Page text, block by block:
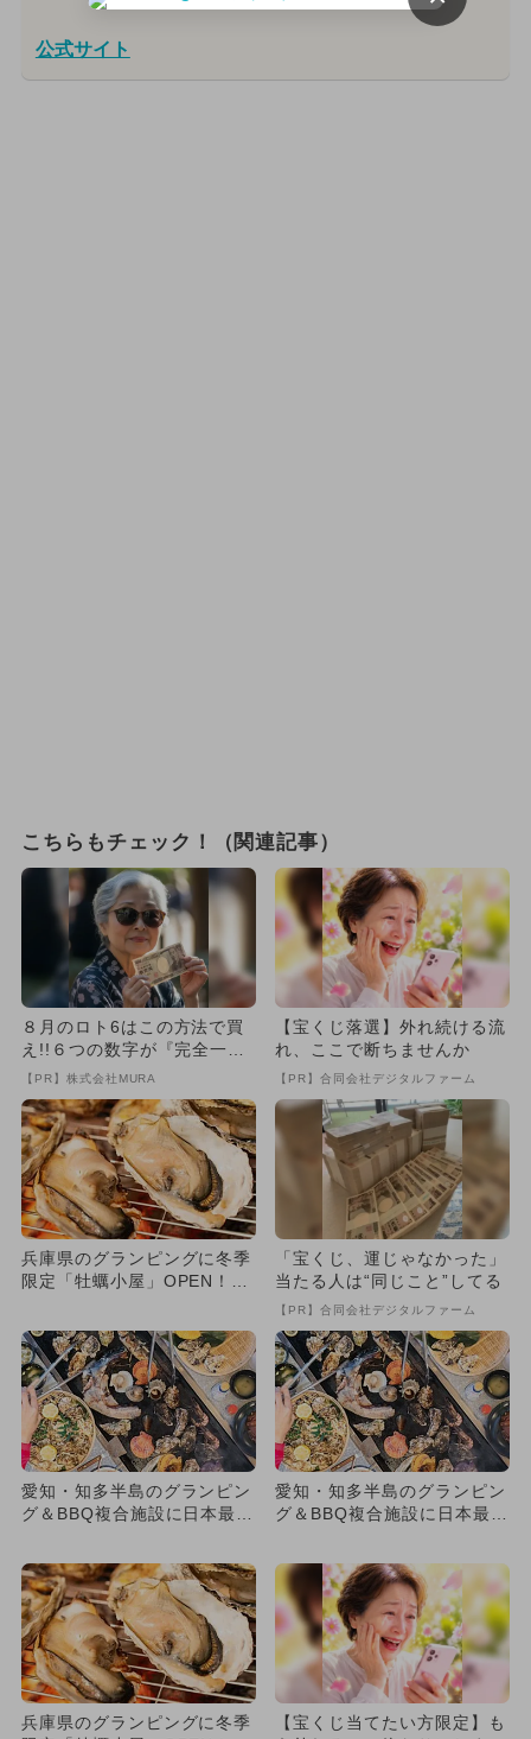
公式サイト
こちらもチェック！（関連記事）
８月のロト6はこの方法で買
え!!６つの数字が『完全一
致』する方法
【PR】株式会社MURA
【宝くじ落選】外れ続ける流
れ、ここで断ちませんか
【PR】合同会社デジタルファーム
兵庫県のグランピングに冬季
限定「牡蠣小屋」OPEN！
「宝くじ、運じゃなかった」
当たる人は“同じこと”してる
【PR】合同会社デジタルファーム
愛知・知多半島のグランピン
グ＆BBQ複合施設に日本最大
愛知・知多半島のグランピン
グ＆BBQ複合施設に日本最大
兵庫県のグランピングに冬季
【宝くじ当てたい方限定】も